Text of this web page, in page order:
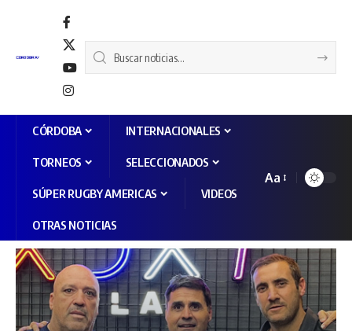
CÓRDOBA INTERNACIONALES
TORNEOS SELECCIONADOS
SÚPER RUGBY AMERICAS VIDEOS
OTRAS NOTICIAS
Aa